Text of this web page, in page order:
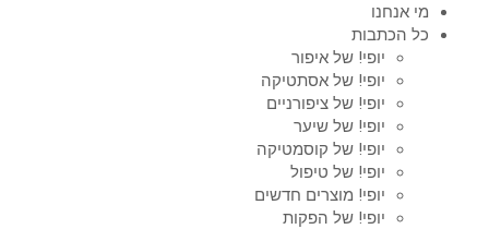
מי אנחנו
כל הכתבות
יופי! של איפור
יופי! של אסתטיקה
יופי! של ציפורניים
יופי! של שיער
יופי! של קוסמטיקה
יופי! של טיפול
יופי! מוצרים חדשים
יופי! של הפקות